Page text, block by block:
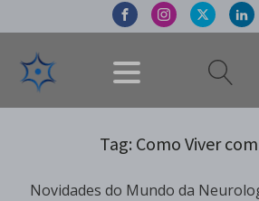
Tag: Como Viver
Novidades do Mundo da